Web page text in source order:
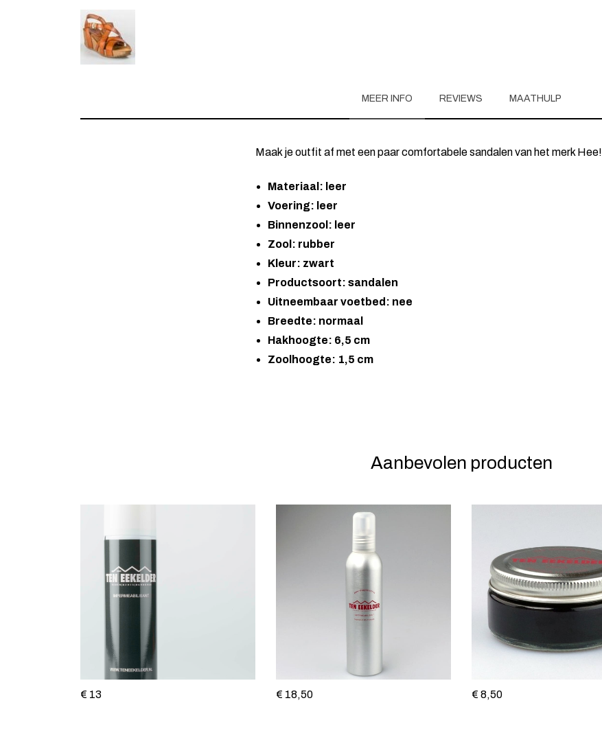
MEER INFO REVIEWS MAATHULP
Maak je outfit af met een paar comfortabele sandalen van het merk Hee!
Materiaal: leer
Voering: leer
Binnenzool: leer
Zool: rubber
Kleur: zwart
Productsoort: sandalen
Uitneembaar voetbed: nee
Breedte: normaal
Hakhoogte: 6,5 cm
Zoolhoogte: 1,5 cm
Aanbevolen producten
€ 13 € 18,50 € 8,50